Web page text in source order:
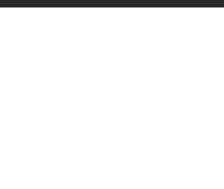
このコンテンツは掲載が終了しました | LINE占い